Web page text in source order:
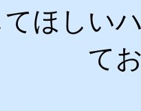
ほしい
て